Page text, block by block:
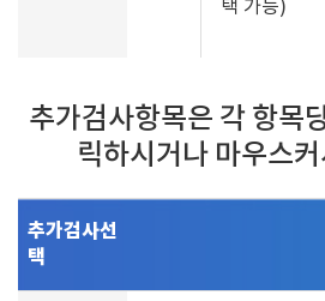
택 가능)
추가검사항목은 각 항목
릭하시거나 마우스
추가검사선
택